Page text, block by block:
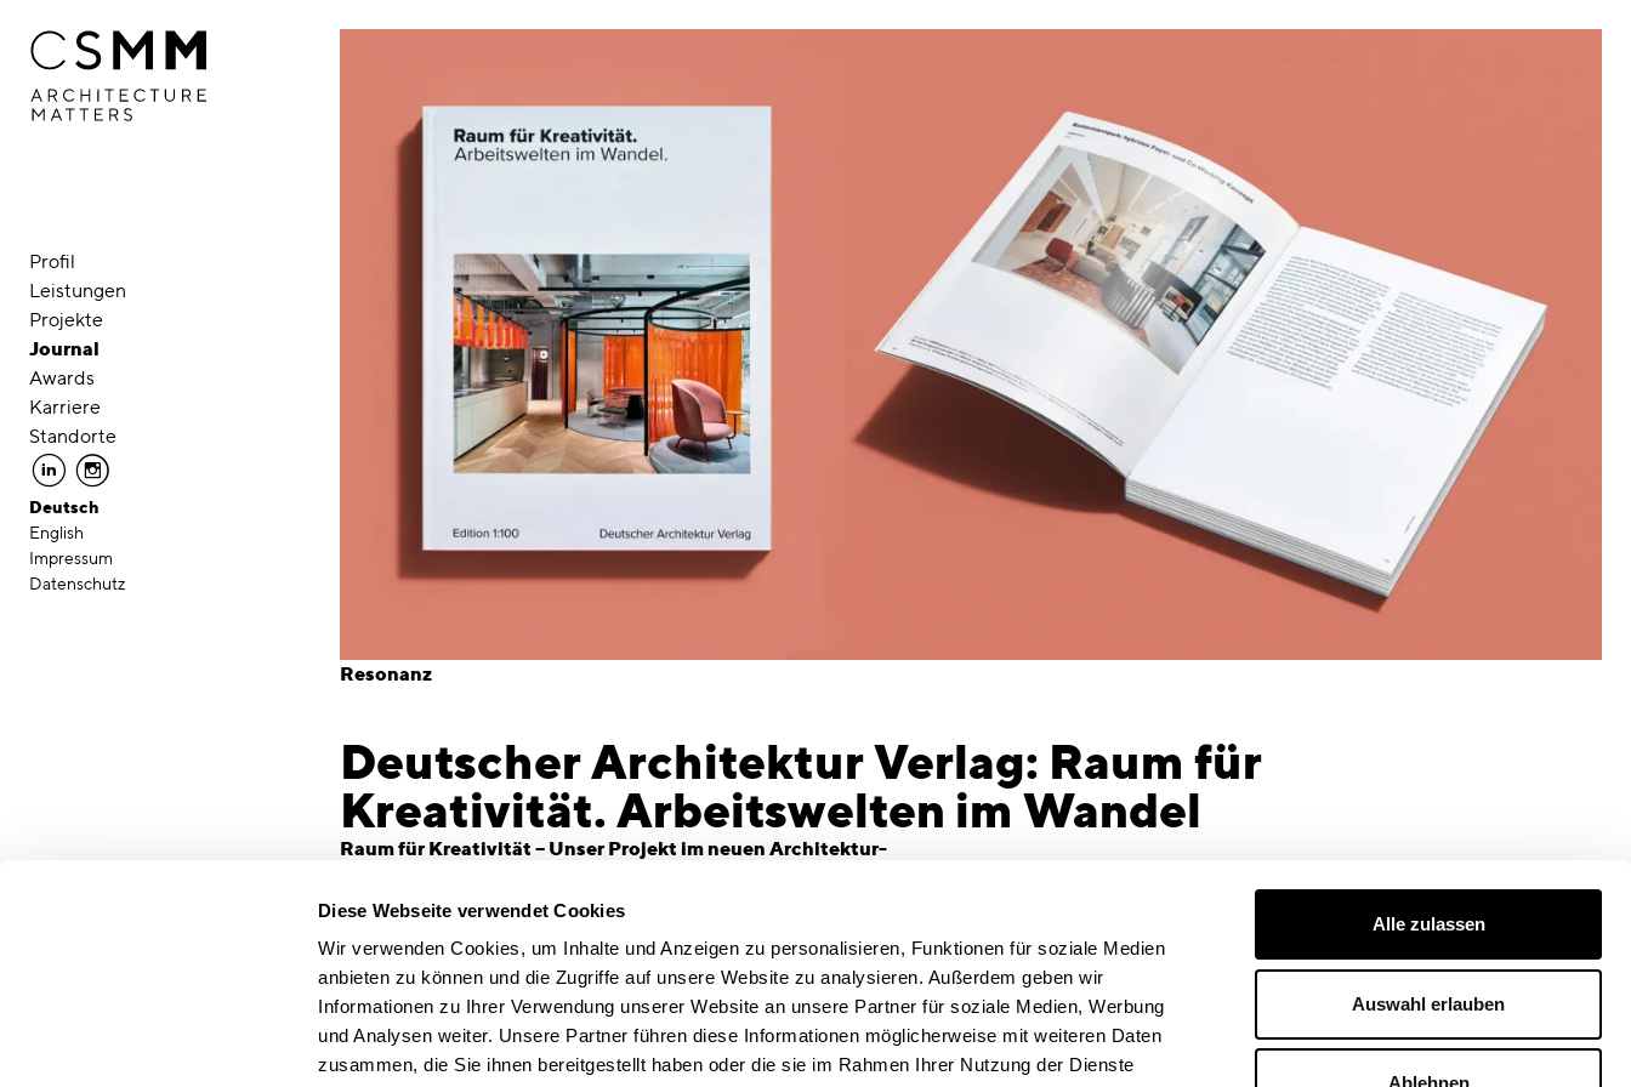
Diese Webseite verwendet Cookies
Wir verwenden Cookies, um Inhalte und Anzeigen zu personalisieren, Funktionen für soziale Medien
anbieten zu können und die Zugriffe auf unsere Website zu analysieren. Außerdem geben wir
Informationen zu Ihrer Verwendung unserer Website an unsere Partner für soziale Medien, Werbung
und Analysen weiter. Unsere Partner führen diese Informationen möglicherweise mit weiteren Daten
zusammen, die Sie ihnen bereitgestellt haben oder die sie im Rahmen Ihrer Nutzung der Dienste
Alle zulassen
Auswahl erlauben
Ablehnen
Profil
Leistungen
Projekte
Journal
Awards
Karriere
Standorte
linkedin instagram
Deutsch
English
Impressum
Datenschutz
Resonanz
Deutscher Architektur Verlag: Raum für
Kreativität. Arbeitswelten im Wandel
Raum für Kreativität – Unser Projekt im neuen Architektur-
Ob Unternehmen, Labor, Co-Working-Space, Atelier oder
Produktionshalle – die Welt der Arbeit wandelt sich rasant. Architektur
antwortet darauf mit flexiblen Konzepten, die Kreativität fördern,
Unternehmenswerte sichtbar machen und Orte für Austausch und
Rückzug gleichermaßen schaffen. Dabei spielen nachhaltige
Materialien und biophile Gestaltung eine zentrale Rolle.
Das neue Kompendium
»Raum für Kreativität. Arbeitswelten im